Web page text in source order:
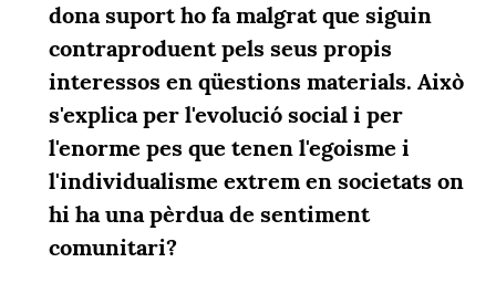
dona suport ho fa malgrat que siguin
contraproduent pels seus propis
interessos en qüestions materials. Això
s'explica per l'evolució social i per
l'enorme pes que tenen l'egoisme i
l'individualisme extrem en societats on
hi ha una pèrdua de sentiment
comunitari?